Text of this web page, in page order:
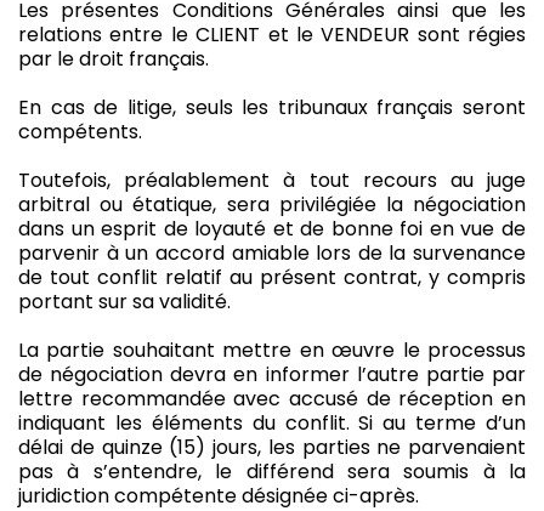
Les présentes Conditions Générales ainsi que les
relations entre le CLIENT et le VENDEUR sont régies
par le droit français.
En cas de litige, seuls les tribunaux français seront
compétents.
Toutefois, préalablement à tout recours au juge
arbitral ou étatique, sera privilégiée la négociation
dans un esprit de loyauté et de bonne foi en vue de
parvenir à un accord amiable lors de la survenance
de tout conflit relatif au présent contrat, y compris
portant sur sa validité.
La partie souhaitant mettre en œuvre le processus
de négociation devra en informer l’autre partie par
lettre recommandée avec accusé de réception en
indiquant les éléments du conflit. Si au terme d’un
délai de quinze (15) jours, les parties ne parvenaient
pas à s’entendre, le différend sera soumis à la
juridiction compétente désignée ci-après.